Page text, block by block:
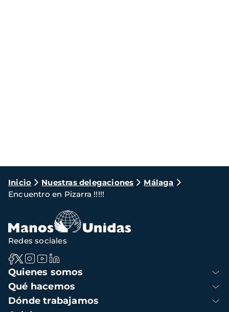
Ruta
de
navegación
Inicio Nuestras delegaciones
Málaga
Encuentro en Pizarra !!!!!
Navegación
principal
Quienes somos
Qué hacemos
Dónde trabajamos
Redes sociales